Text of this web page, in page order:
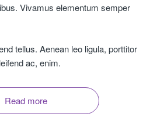
Vivamus elementum semper
tellus. Aenean leo ligula, porttitor
ac, enim.
Read more